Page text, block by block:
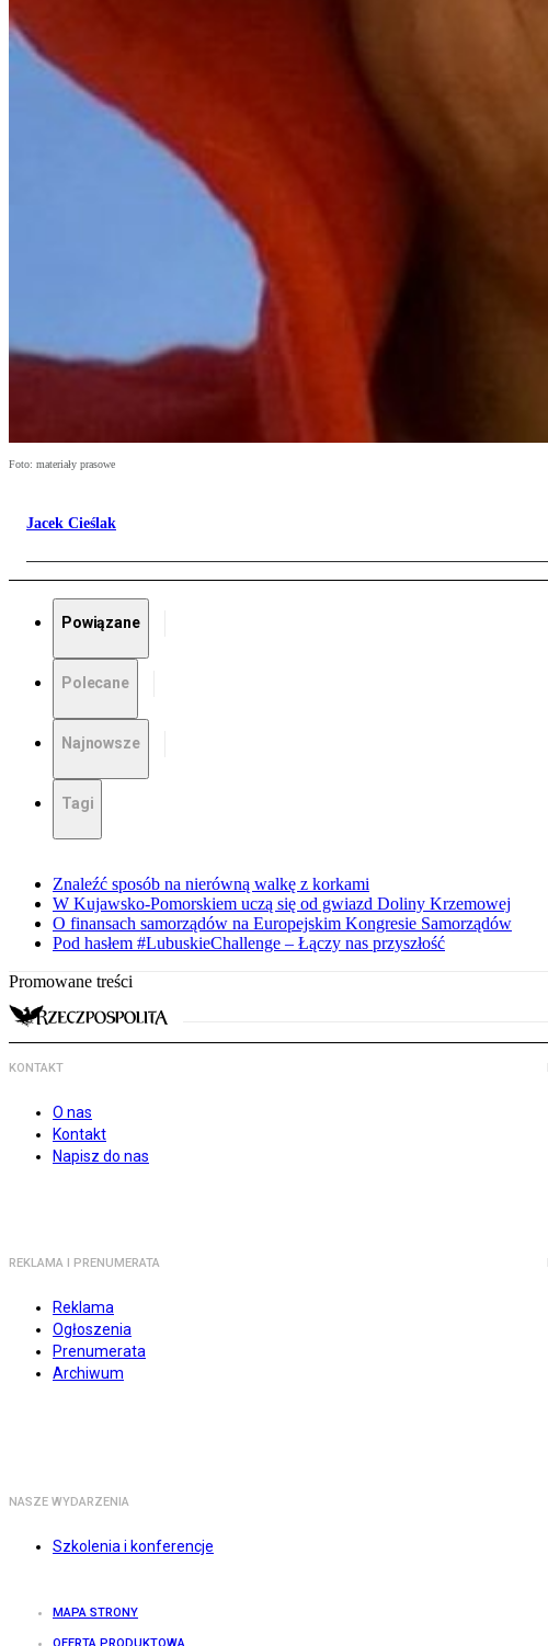
Foto: materiały prasowe
Jacek Cieślak
Powiązane
Polecane
Najnowsze
Tagi
Znaleźć sposób na nierówną walkę z korkami
W Kujawsko-Pomorskiem uczą się od gwiazd Doliny Krzemowej
O finansach samorządów na Europejskim Kongresie Samorządów
Pod hasłem #LubuskieChallenge – Łączy nas przyszłość
Promowane treści
KONTAKT
O nas
Kontakt
Napisz do nas
REKLAMA I PRENUMERATA
Reklama
Ogłoszenia
Prenumerata
Archiwum
NASZE WYDARZENIA
Szkolenia i konferencje
MAPA STRONY